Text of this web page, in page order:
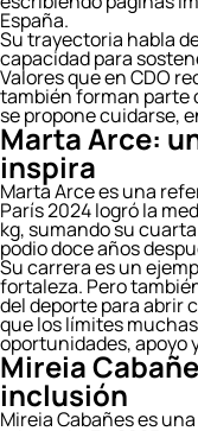
España.
Su trayectoria habla
capacidad para
Valores que en CDO
también forman parte
se propone cuidarse,
Marta Arce:
inspira
Marta Arce es una
París 2024 logró la
kg, sumando su
podio doce años
Su carrera es un
fortaleza. Pero
del deporte para abrir
que los límites
oportunidades, apoyo
Mireia
inclusión
Mireia Cabañes es